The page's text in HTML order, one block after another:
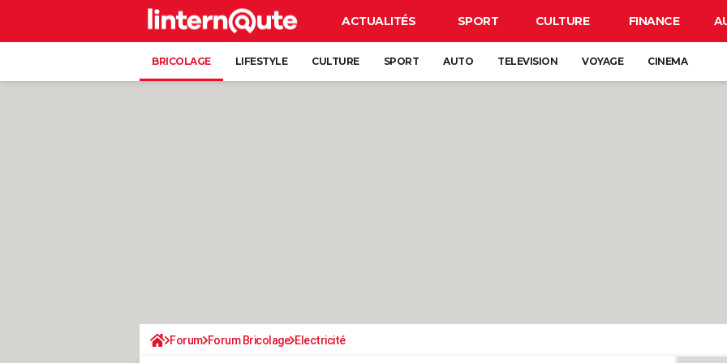
ACTUALITÉS SPORT CULTURE FINANCE
BRICOLAGE LIFESTYLE CULTURE SPORT AUTO TELEVISION VOYAGE CINEMA
Forum Forum Bricolage Electricité